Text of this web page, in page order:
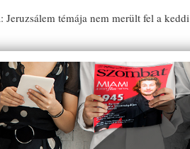
témája nem merült fel a keddi